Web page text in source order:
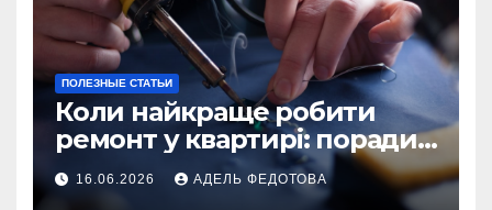
ПОЛЕЗНЫЕ СТАТЬИ
Коли найкраще робити
ремонт у квартирі: поради
та особливості 2026
16.06.2026 АДЕЛЬ ФЕДОТОВА